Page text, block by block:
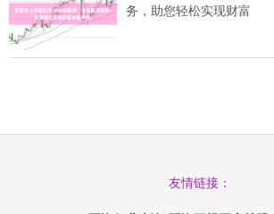
务，助您轻松实现财富
友情链接：